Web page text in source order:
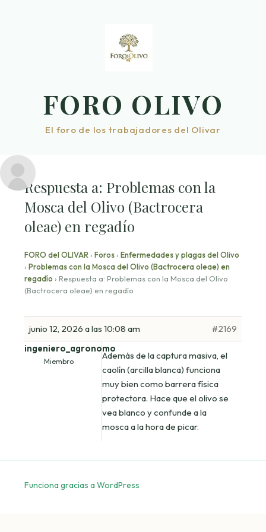
FORO OLIVO
El foro de los trabajadores del Olivar
Respuesta a: Problemas con la
Mosca del Olivo (Bactrocera
oleae) en regadío
FORO del OLIVAR › Foros › Enfermedades y plagas del Olivo
› Problemas con la Mosca del Olivo (Bactrocera oleae) en
regadío › Respuesta a: Problemas con la Mosca del Olivo
(Bactrocera oleae) en regadío
junio 12, 2026 a las 10:08 am
#2169
ingeniero_agronomo
Miembro
Además de la captura masiva, el
caolín (arcilla blanca) funciona
muy bien como barrera física
protectora. Hace que el olivo se
vea blanco y confunde a la
mosca a la hora de picar.
Funciona gracias a WordPress